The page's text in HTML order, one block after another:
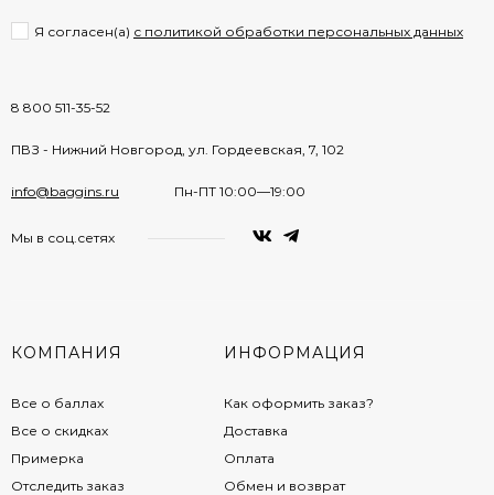
Я согласен(a) с политикой обработки персональных данных
8 800 511-35-52
ПВЗ - Нижний Новгород, ул. Гордеевская, 7, 102
info@baggins.ru Пн-ПТ 10:00—19:00
Мы в соц.сетях
КОМПАНИЯ
Все о баллах
Все о скидках
Примерка
Отследить заказ
ИНФОРМАЦИЯ
Как оформить заказ?
Доставка
Оплата
Обмен и возврат